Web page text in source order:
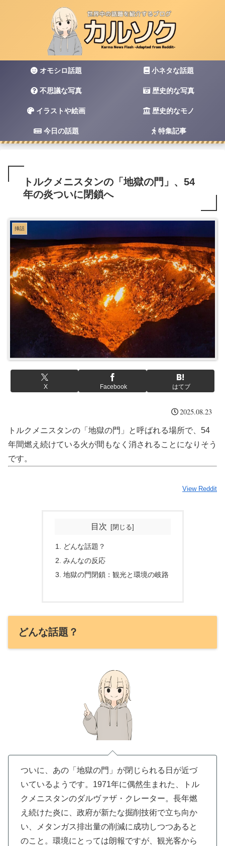
オモシロ話題 小ネタな話題
不思議な写真 歴史的な写真
イラストや絵画 歴史的なモノ
今日の話題 特集記事
トルクメニスタンの「地獄の門」、54
年の炎ついに閉鎖へ
挿話
X Facebook はてブ
2025.08.23
トルクメニスタンの「地獄の門」と呼ばれる場所で、54
年間燃え続けている火が間もなく消されることになりそう
です。
View Reddit
目次
どんな話題？
みんなの反応
地獄の門閉鎖：観光と環境の岐路
どんな話題？
ついに、あの「地獄の門」が閉じられる日が近づ
いているようです。1971年に偶然生まれた、トル
クメニスタンのダルヴァザ・クレーター。長年燃
え続けた炎に、政府が新たな掘削技術で立ち向か
い、メタンガス排出量の削減に成功しつつあると
のこと。環境にとっては朗報ですが、観光客から